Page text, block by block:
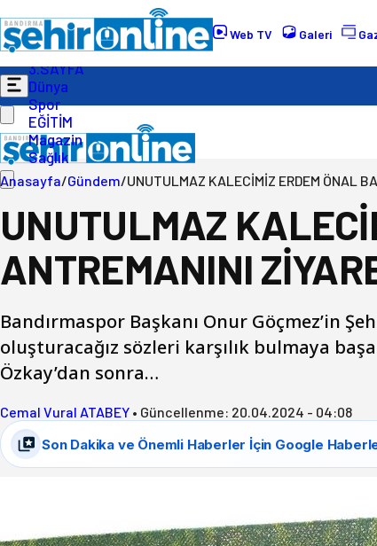
Web TV Galeri
Gündem
Ekonomi
Politika
3.SAYFA
Dünya
Spor
EĞİTİM
Magazin
Sağlık
Anasayfa/Gündem/UNUTULMAZ KALECİMİZ ERDEM ÖNAL
UNUTULMAZ
ANTREMANINI
Bandırmaspor Başkanı Onur Göçmez’in
oluşturacağız sözleri karşılık bulmaya
Özkay’dan sonra…
Cemal Vural ATABEY • Güncellenme: 20.04.2024 - 04:08
Son Dakika ve Önemli Haberler İçin Google